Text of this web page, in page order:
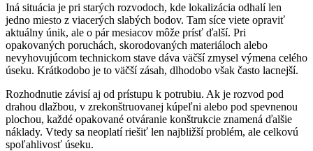
Iná situácia je pri starých rozvodoch, kde lokalizácia odhalí len
jedno miesto z viacerých slabých bodov. Tam síce viete opraviť
aktuálny únik, ale o pár mesiacov môže prísť ďalší. Pri
opakovaných poruchách, skorodovaných materiáloch alebo
nevyhovujúcom technickom stave dáva väčší zmysel výmena celého
úseku. Krátkodobo je to väčší zásah, dlhodobo však často lacnejší.
Rozhodnutie závisí aj od prístupu k potrubiu. Ak je rozvod pod
drahou dlažbou, v zrekonštruovanej kúpeľni alebo pod spevnenou
plochou, každé opakované otváranie konštrukcie znamená ďalšie
náklady. Vtedy sa neoplatí riešiť len najbližší problém, ale celkovú
spoľahlivosť úseku.